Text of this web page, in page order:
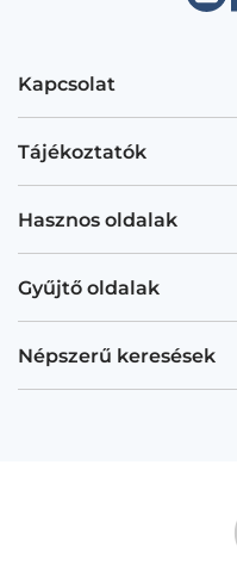
Kapcsolat
Tájékoztatók
Hasznos oldalak
Gyűjtő oldalak
Népszerű keresések